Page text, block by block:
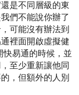
是不同層級的東
們不能說你辦了
可能沒有辦法到
裡面開啟虛擬健
快易通的時候，並
至少重新讓他同
，但額外的人別